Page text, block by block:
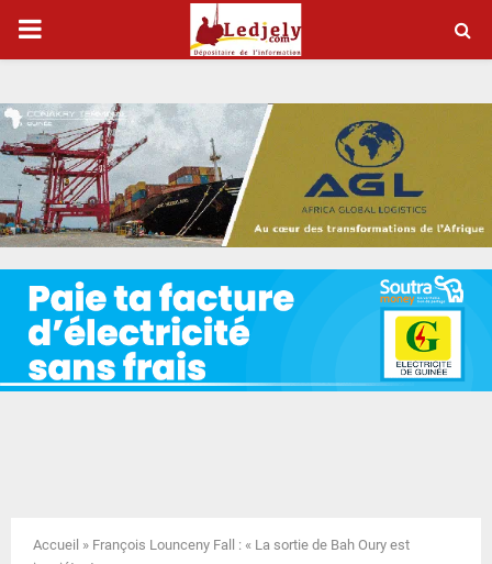
P
I
M
A
R
Y
Accueil » François Lounceny Fall : « La sortie de Bah Oury est